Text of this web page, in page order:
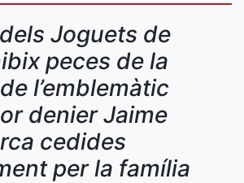
Joguets de
peces de la
l’emblemàtic
denier Jaime
cedides
per la família